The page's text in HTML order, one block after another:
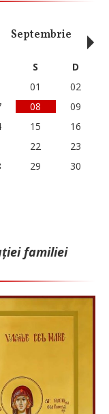
Septembrie
S
D
01
02
08
09
15
16
22
23
29
30
familiei